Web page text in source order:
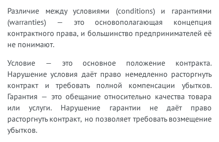
Различие между условиями (conditions) и гарантиями
(warranties) — это основополагающая концепция
контрактного права, и большинство предпринимателей её
не понимают.
Условие — это основное положение контракта.
Нарушение условия даёт право немедленно расторгнуть
контракт и требовать полной компенсации убытков.
Гарантия — это обещание относительно качества товара
или услуги. Нарушение гарантии не даёт право
расторгнуть контракт, но позволяет требовать возмещение
убытков.